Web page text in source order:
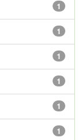
1
1
1
1
1
1